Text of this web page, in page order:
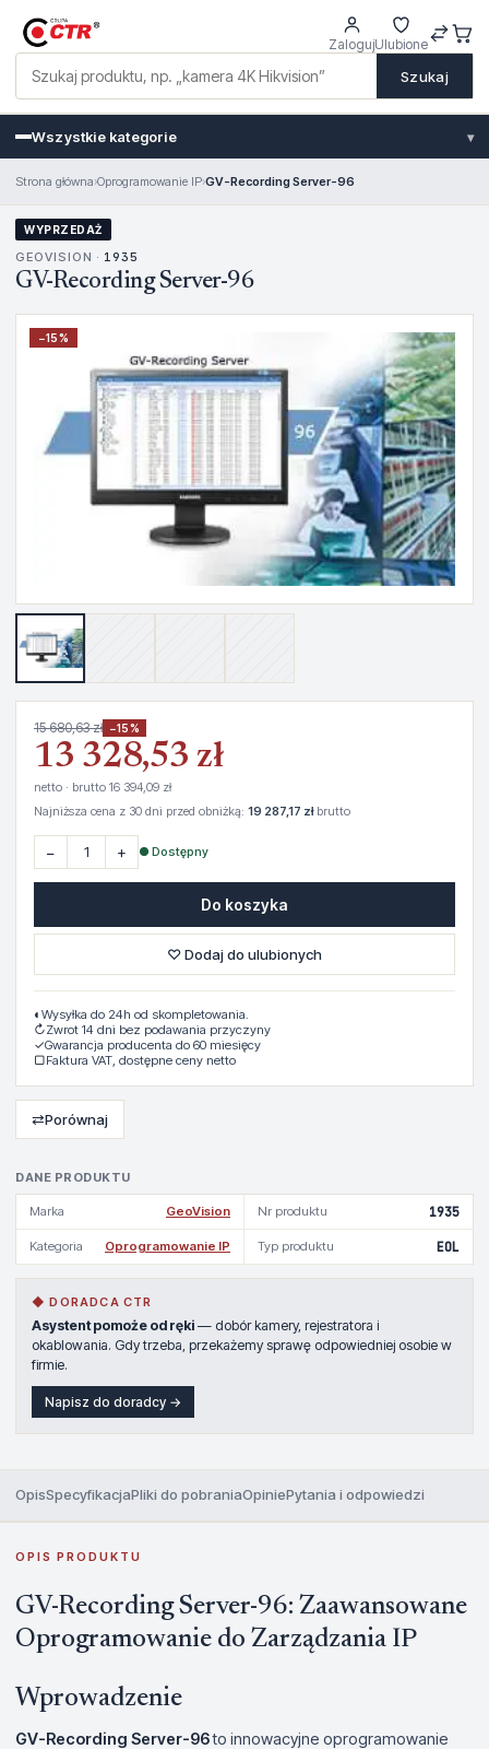
Szukaj
ZalogujUlubione
Wszystkie kategorie ▾
Strona główna›Oprogramowanie IP›GV-Recording Server-96
WYPRZEDAŻ
GEOVISION · 1935
GV-Recording Server-96
−15%
DANE PRODUKTU
Marka GeoVision Nr produktu 1935
Kategoria Oprogramowanie IP Typ produktu EOL
◆ DORADCA CTR
Asystent pomoże od ręki — dobór kamery, rejestratora i
okablowania. Gdy trzeba, przekażemy sprawę odpowiedniej osobie w
firmie.
Napisz do doradcy →
15 680,63 zł −15%
13 328,53 zł
netto · brutto 16 394,09 zł
Najniższa cena z 30 dni przed obniżką: 19 287,17 złbrutto
− + ● Dostępny
Do koszyka
♡ Dodaj do ulubionych
◐ Wysyłka do 24h od skompletowania.
↻Zwrot 14 dni bez podawania przyczyny
✓Gwarancja producenta do 60 miesięcy
▢Faktura VAT, dostępne ceny netto
⇄Porównaj
OpisSpecyfikacjaPliki do pobraniaOpiniePytania i odpowiedzi
OPIS PRODUKTU
GV-Recording Server-96: Zaawansowane
Oprogramowanie do Zarządzania IP
Wprowadzenie
GV-Recording Server-96to innowacyjne oprogramowanie